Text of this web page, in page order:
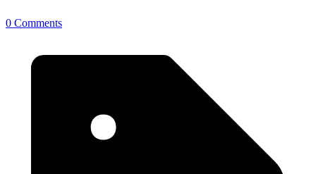
0 Comments